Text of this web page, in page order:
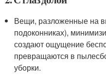
Вещи, разложенные на
подоконниках),
создают ощущение
превращаются в
уборки.